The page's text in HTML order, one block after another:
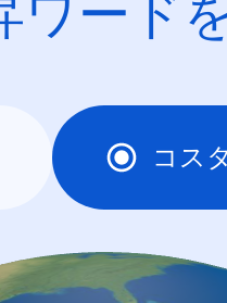
ワード
コス